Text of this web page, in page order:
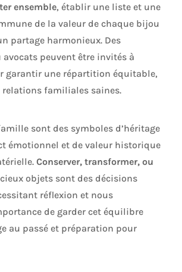
ensemble, établir une liste et une
de la valeur de chaque bijou
partage harmonieux. Des
peuvent être invités à
garantir une répartition équitable,
familiales saines.
sont des symboles d’héritage
émotionnel et de valeur historique
Conserver, transformer, ou
objets sont des décisions
réflexion et nous
de garder cet équilibre
au passé et préparation pour